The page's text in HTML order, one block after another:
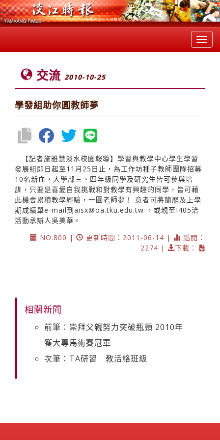
交流 2010-10-25
學發組助你圓教師夢
【記者施雅慧淡水校園報導】學習與教學中心學生學習
發展組即日起至11月25日止，為工作坊種子教師團隊招募
10名新血，大學部三、四年級同學及研究生皆可參與培
訓，只要是喜愛自我挑戰和對教學有興趣的同學，皆可藉
此機會累積教學經驗，一圓老師夢！ 意者可將簡歷及上學
期成績單e-mail到aisx@oa.tku.edu.tw ，或親至I405洽
活動承辦人吳美華。
NO.800 |
更新時間：2011-06-14 |
點閱：
2274 |
下載：
相關新聞
前筆：崇拜父親努力突破瓶頸 2010年
獲大專馬術賽冠軍
次筆：TA研習 教活絡班級